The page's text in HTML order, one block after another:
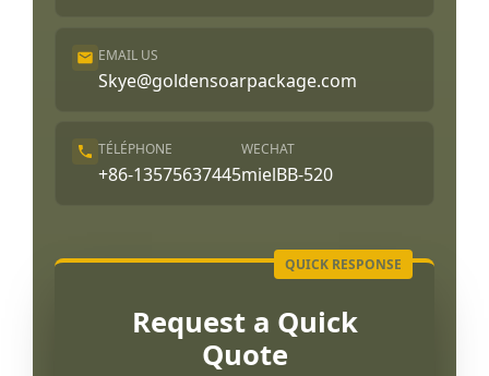
EMAIL US
Skye@goldensoarpackage.com
TÉLÉPHONE
+86-13575637445
WECHAT
mielBB-520
Request a Quick
Quote